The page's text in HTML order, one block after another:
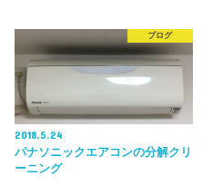
ブログ
2018.5.24
パナソニックエアコンの分解クリ
ーニング